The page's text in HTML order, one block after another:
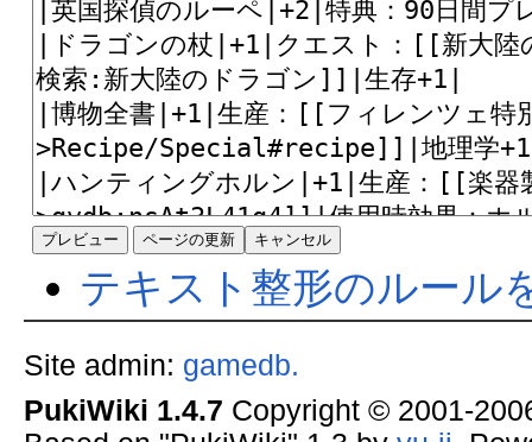
テキスト整形のルール
Site admin: gamedb.
PukiWiki 1.4.7 Copyright © 2001-